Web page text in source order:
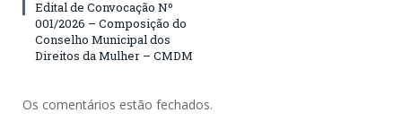
Edital de Convocação Nº
001/2026 – Composição do
Conselho Municipal dos
Direitos da Mulher – CMDM
Os comentários estão fechados.